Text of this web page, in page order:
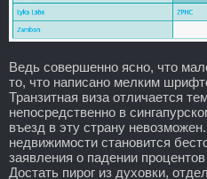
Ведь совершенно ясно, что
то, что написано мелким
Транзитная виза отличается
непосредственно в
въезд в эту страну
недвижимости становится
заявления о падении
Достать пирог из духовки,